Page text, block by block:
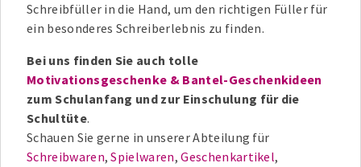
Schreibfüller in die Hand, um den richtigen Füller für
ein besonderes Schreiberlebnis zu finden.
Bei uns finden Sie auch tolle
Motivationsgeschenke & Bantel-Geschenkideen
zum Schulanfang und zur Einschulung für die
Schultüte.
Schauen Sie gerne in unserer Abteilung für
Schreibwaren,Spielwaren,Geschenkartikel,